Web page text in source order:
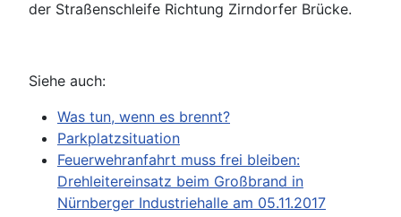
der Straßenschleife Richtung Zirndorfer Brücke.
Siehe auch:
Was tun, wenn es brennt?
Parkplatzsituation
Feuerwehranfahrt muss frei bleiben:
Drehleitereinsatz beim Großbrand in
Nürnberger Industriehalle am 05.11.2017